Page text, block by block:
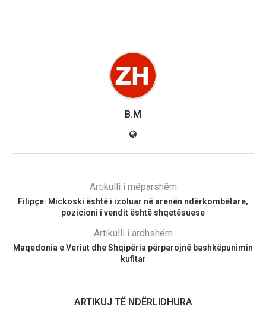
B.M
Artikulli i mëparshëm
Filipçe: Mickoski është i izoluar në arenën ndërkombëtare,
pozicioni i vendit është shqetësuese
Artikulli i ardhshëm
Maqedonia e Veriut dhe Shqipëria përparojnë bashkëpunimin
kufitar
ARTIKUJ TË NDËRLIDHURA